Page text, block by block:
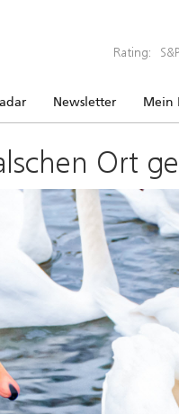
Rating:
Newsletter Mein
Ort